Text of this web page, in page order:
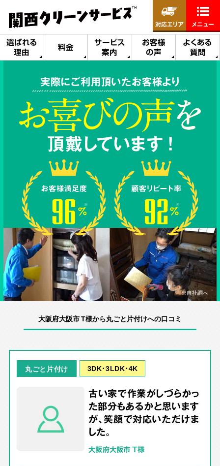
選ばれる
理由
料金
サービス
案内
お客様
の声
よくある
質問
対応エリア メニュー
実際にご利用頂いたお客様より
※自社調べ
大阪府大阪市 T様から丸ごと片付けへの口コミ
丸ごと片付け 3DK･3LDK･4K
古い家で作業がしづらかっ
た部分もあるかと思います
が、笑顔で対応いただけま
した。
大阪府大阪市 T様